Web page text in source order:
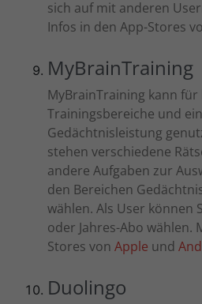
sich auf mit anderen
Infos in den App-Stores
MyBrainTraining
MyBrainTraining kann für
Trainingsbereiche und
Gedächtnisleistung
stehen verschiedene
andere Aufgaben zur
den Bereichen
wählen. Als User können
oder Jahres-Abo wählen.
Stores von Apple und
Duolingo